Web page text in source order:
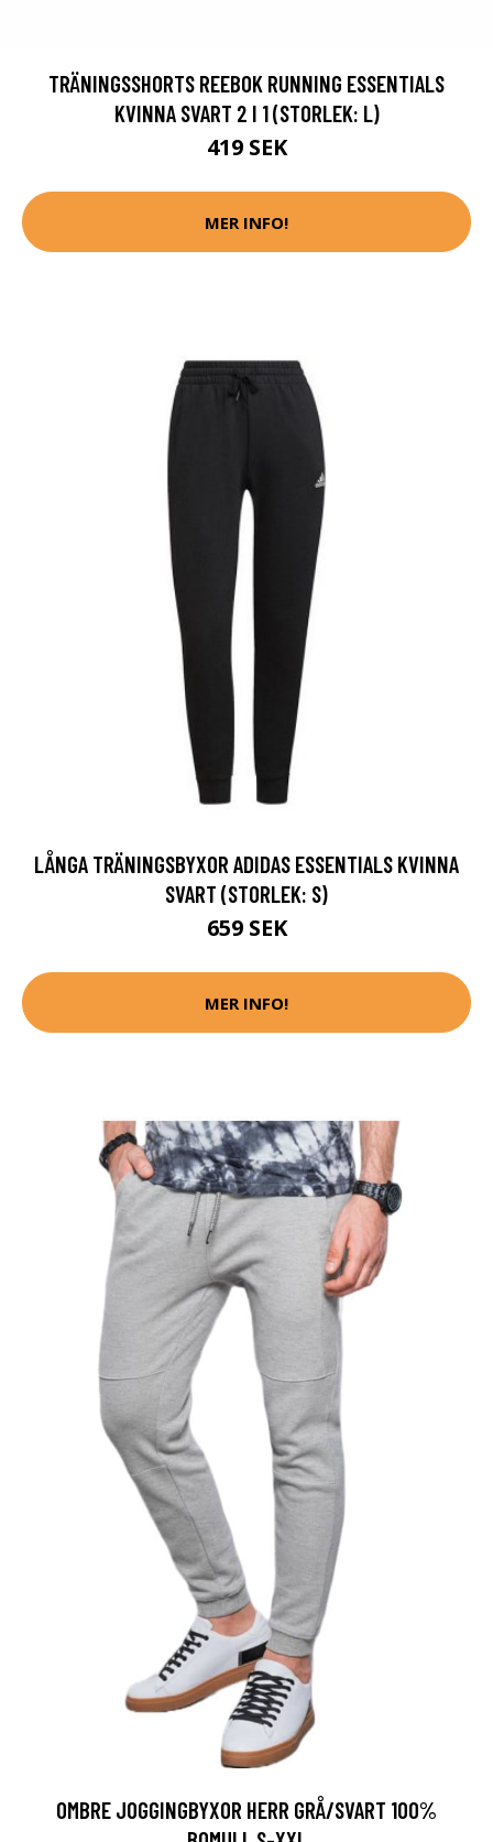
TRÄNINGSSHORTS REEBOK RUNNING ESSENTIALS
KVINNA SVART 2 I 1 (STORLEK: L)
419 SEK
MER INFO!
LÅNGA TRÄNINGSBYXOR ADIDAS ESSENTIALS KVINNA
SVART (STORLEK: S)
659 SEK
MER INFO!
OMBRE JOGGINGBYXOR HERR GRÅ/SVART 100%